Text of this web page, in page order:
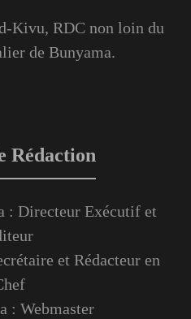
Kivu, RDC non loin du
de Bunyama.
Rédaction
: Directeur Exécutif et
et Rédacteur en
: Webmaster